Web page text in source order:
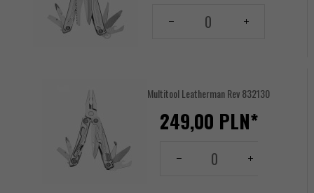
Multitool Leatherman Rev 832130
249,00 PLN*